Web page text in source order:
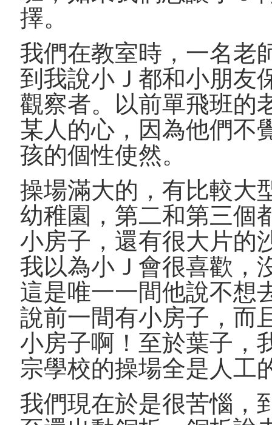
擇。
我們在教室時，一名老
到我說小Ｊ都和小朋友
觀察者。以前單飛班的
某人的心，因為他們不
孩的個性使然。
操場滿大的，有比較大
幼稚園，第二和第三個
小房子，還有很大片的
我以為小Ｊ會很喜歡，
這是唯一一間他說不想
說前一間有小房子，而
小房子啊！至於葉子，
宗學校的操場全是人工
我們現在於是很苦惱，